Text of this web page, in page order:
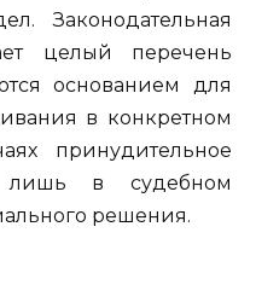
Законодательная
целый перечень
основанием для
в конкретном
принудительное
лишь в судебном
решения.